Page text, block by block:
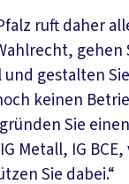
ruft daher
gehen
gestalten
keinen
Sie
Metall, IG BCE,
Sie dabei.“